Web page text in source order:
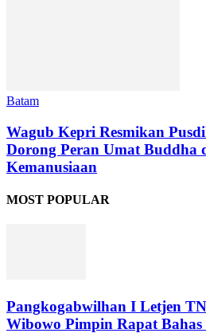
Batam
Wagub Kepri Resmikan
Dorong Peran Umat Buddha
Kemanusiaan
MOST POPULAR
Pangkogabwilhan I Letjen
Wibowo Pimpin Rapat Bahas